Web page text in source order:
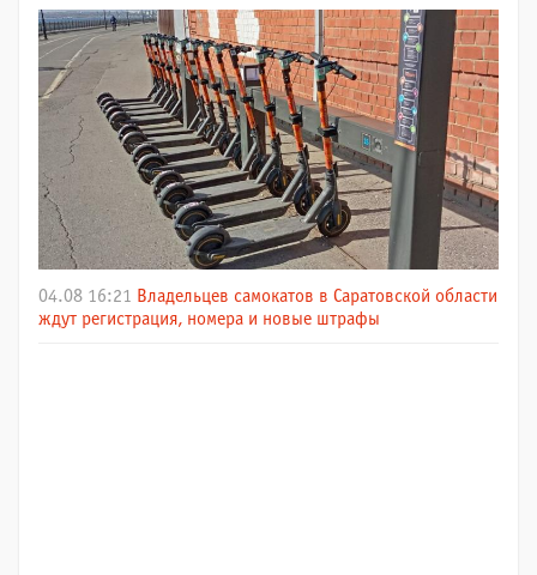
04.08 16:21
Владельцев самокатов в Саратовской области
ждут регистрация, номера и новые штрафы